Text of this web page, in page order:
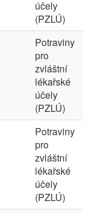
účely
(PZLÚ)
Potraviny
pro
zvláštní
lékařské
účely
(PZLÚ)
Potraviny
pro
zvláštní
lékařské
účely
(PZLÚ)